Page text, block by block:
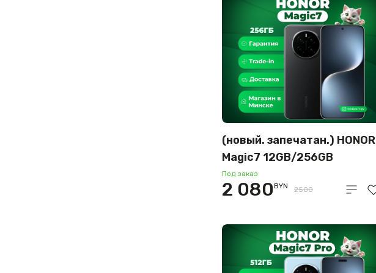
(новый. запечатан.) HONOR
Magic7 12GB/256GB
(вельветовый черный)
Под заказ
2 080BYN 2500